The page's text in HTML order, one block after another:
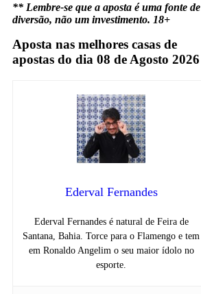
** Lembre-se que a aposta é uma fonte de
diversão, não um investimento. 18+
Aposta nas melhores casas de
apostas do dia 08 de Agosto 2026
Ederval Fernandes
Ederval Fernandes é natural de Feira de
Santana, Bahia. Torce para o Flamengo e tem
em Ronaldo Angelim o seu maior ídolo no
esporte.